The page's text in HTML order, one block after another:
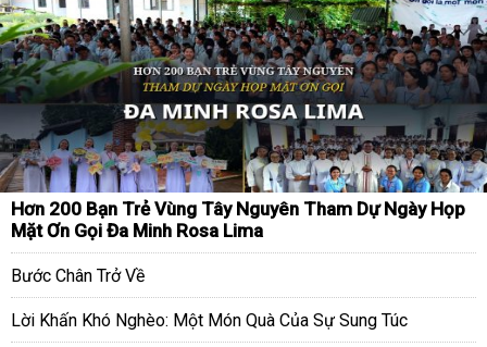
Hơn 200 Bạn Trẻ Vùng Tây Nguyên Tham Dự Ngày Họp
Mặt Ơn Gọi Đa Minh Rosa Lima
Bước Chân Trở Về
Lời Khấn Khó Nghèo: Một Món Quà Của Sự Sung Túc